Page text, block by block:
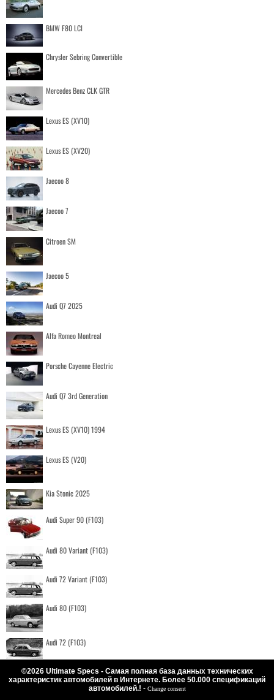
BMW F80 LCI
Chrysler Sebring Convertible
Mercedes Benz CLK GTR
Lexus ES (XV10)
Lexus ES (XV20)
Jaecoo 8
Jaecoo 7
Citroen SM
Jaecoo 5
Audi Q7 2025
Alfa Romeo Montreal
Porsche Cayenne Electric
Audi Q7 3rd Generation
Lexus ES (XV10) 1994
Lexus ES (V20)
Kia Stonic 2025
Audi Super 90 (F103)
Audi 80 Variant (F103)
Audi 72 Variant (F103)
Audi 80 (F103)
Audi 72 (F103)
©2026 Ultimate Specs - Самая полная база данных технических
характеристик автомобилей в Интернете. Более 50.000 спецификаций
автомобилей.! - Change consent